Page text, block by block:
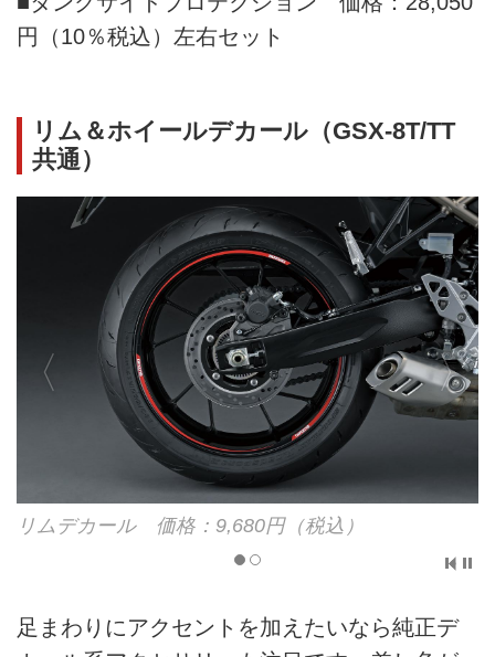
円（10％税込）左右セット
リム＆ホイールデカール（GSX-8T/TT
共通）
リムデカール 価格：9,680円（税込）
足まわりにアクセントを加えたいなら純正デ